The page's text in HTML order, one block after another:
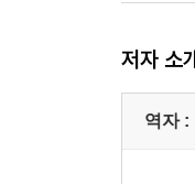
9장 아티
10장 목
11장 오
저자 소
역자 :